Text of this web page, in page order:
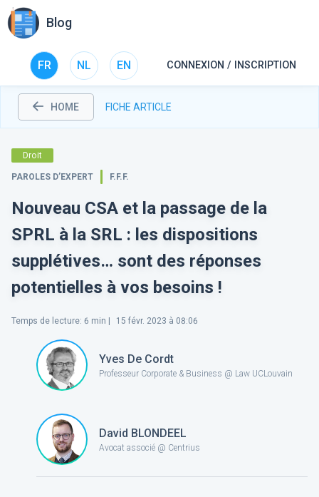
Blog
FR NL EN CONNEXION / INSCRIPTION
HOME FICHE ARTICLE
Droit
PAROLES D’EXPERT F.F.F.
Nouveau CSA et la passage de la
SPRL à la SRL : les dispositions
supplétives… sont des réponses
potentielles à vos besoins !
Temps de lecture: 6 min | 15 févr. 2023 à 08:06
Yves De Cordt
Professeur Corporate & Business @ Law UCLouvain
David BLONDEEL
Avocat associé @ Centrius